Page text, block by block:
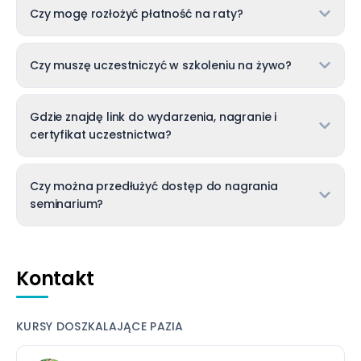
Życie w stadzie, Michele Minunno
Biologia psie agresji Marta Lichnerowicz
Farmakoterapia w agresji – innowacje w
Woszczyło
Dieta, mikrobiota a agresja – szybki
przegląd literatury , Sybilla Berwid
Aleksandra Słyk Przeżdziecka
agresywnych, Aneta Bocheńska
Zachowania agresywne u kotów, Joanna
Iracka
Czy mogę rozłożyć płatność na raty?
Czy muszę uczestniczyć w szkoleniu na żywo?
Gdzie znajdę link do wydarzenia, nagranie i
certyfikat uczestnictwa?
Czy można przedłużyć dostęp do nagrania
seminarium?
Kontakt
KURSY DOSZKALAJĄCE PAZIA